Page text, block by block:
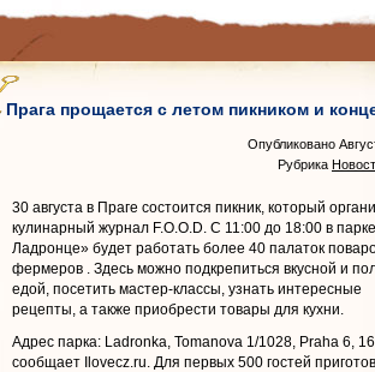
Прага прощается с летом пикником и
Опубликовано
Рубрика
30 августа в Праге состоится пикник, который
кулинарный журнал F.O.O.D. С 11:00 до 18:00 в
Ладронце» будет работать более 40 палаток
фермеров . Здесь можно подкрепиться вкусной и
едой, посетить мастер-классы, узнать интересные
рецепты, а также приобрести товары для кухни.
Адрес парка: Ladronka, Tomanova 1/1028, Praha 6,
сообщает Ilovecz.ru. Для первых 500 гостей